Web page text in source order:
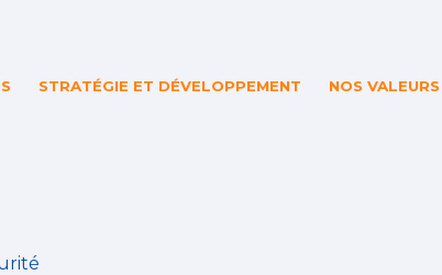
STRATÉGIE ET DÉVELOPPEMENT NOS VALEURS